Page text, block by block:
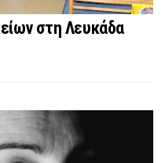
στη Λευκάδα